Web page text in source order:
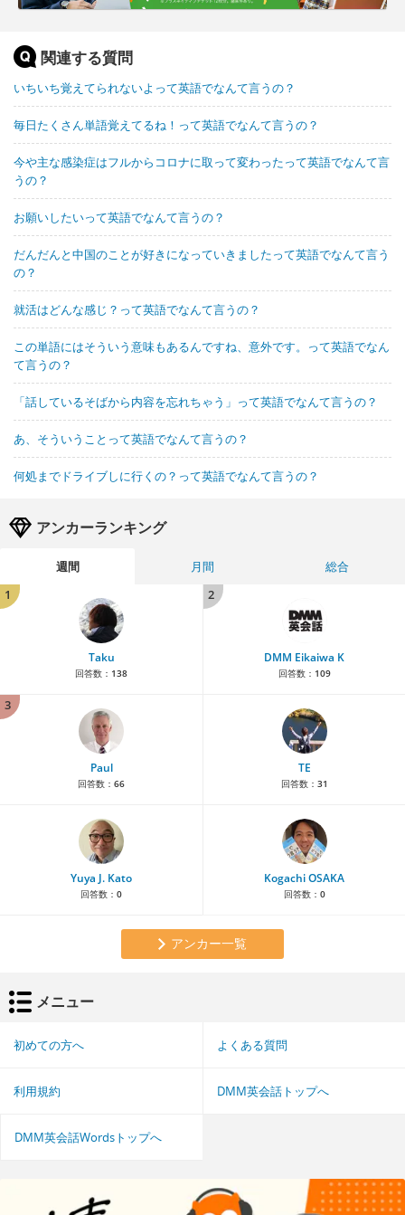
関連する質問
いちいち覚えてられないよって英語でなんて言うの？
毎日たくさん単語覚えてるね！って英語でなんて言うの？
今や主な感染症はフルからコロナに取って変わったって英語でなんて言
うの？
お願いしたいって英語でなんて言うの？
だんだんと中国のことが好きになっていきましたって英語でなんて言う
の？
就活はどんな感じ？って英語でなんて言うの？
この単語にはそういう意味もあるんですね、意外です。って英語でなん
て言うの？
「話しているそばから内容を忘れちゃう」って英語でなんて言うの？
あ、そういうことって英語でなんて言うの？
何処までドライブしに行くの？って英語でなんて言うの？
アンカーランキング
週間 月間
総合
1
Taku
回答数： 138
2
DMM Eikaiwa K
回答数： 109
3
Paul
回答数： 66
TE
回答数： 31
Yuya J. Kato
回答数： 0
Kogachi OSAKA
回答数： 0
アンカー一覧
メニュー
初めての方へ よくある質問
利用規約 DMM英会話トップへ
DMM英会話Wordsトップへ